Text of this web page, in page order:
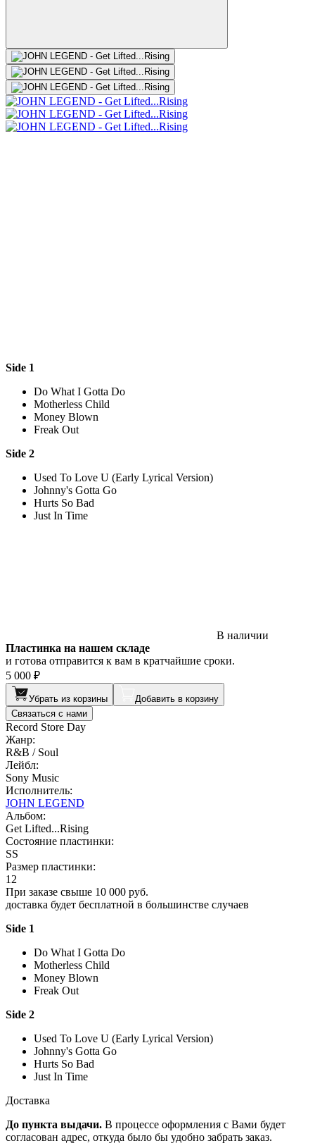
Side 1
Do What I Gotta Do
Motherless Child
Money Blown
Freak Out
Side 2
Used To Love U (Early Lyrical Version)
Johnny's Gotta Go
Hurts So Bad
Just In Time
В наличии
Пластинка на нашем складе
и готова отправится к вам в кратчайшие сроки.
5 000 ₽
Убрать из корзины
Добавить в корзину
Связаться с нами
Record Store Day
Жанр:
R&B / Soul
Лейбл:
Sony Music
Исполнитель:
JOHN LEGEND
Альбом:
Get Lifted...Rising
Состояние пластинки:
SS
Размер пластинки:
12
При заказе свыше 10 000 руб.
доставка будет бесплатной в большинстве случаев
Side 1
Do What I Gotta Do
Motherless Child
Money Blown
Freak Out
Side 2
Used To Love U (Early Lyrical Version)
Johnny's Gotta Go
Hurts So Bad
Just In Time
Доставка
До пункта выдачи. В процессе оформления с Вами будет
согласован адрес, откуда было бы удобно забрать заказ.